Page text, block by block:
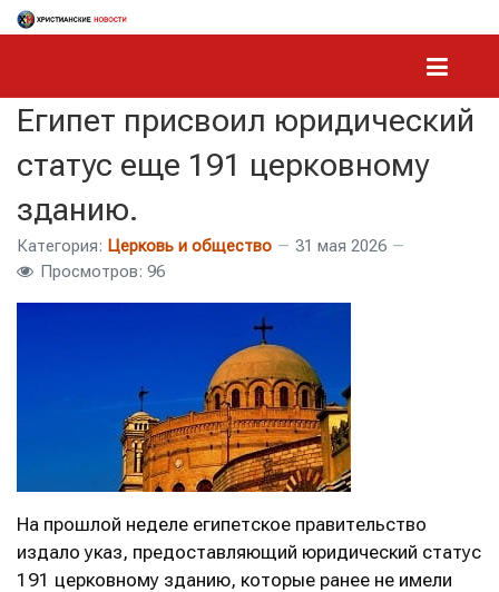
Египет присвоил юридический
статус еще 191 церковному
зданию.
Категория: Церковь и общество
31 мая 2026
Просмотров: 96
На прошлой неделе египетское правительство
издало указ, предоставляющий юридический статус
191 церковному зданию, которые ранее не имели